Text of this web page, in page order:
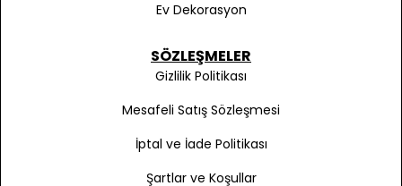
Ev Dekorasyon
SÖZLEŞMELER
Gizlilik Politikası
Mesafeli Satış Sözleşmesi
İptal ve İade Politikası
Şartlar ve Koşullar